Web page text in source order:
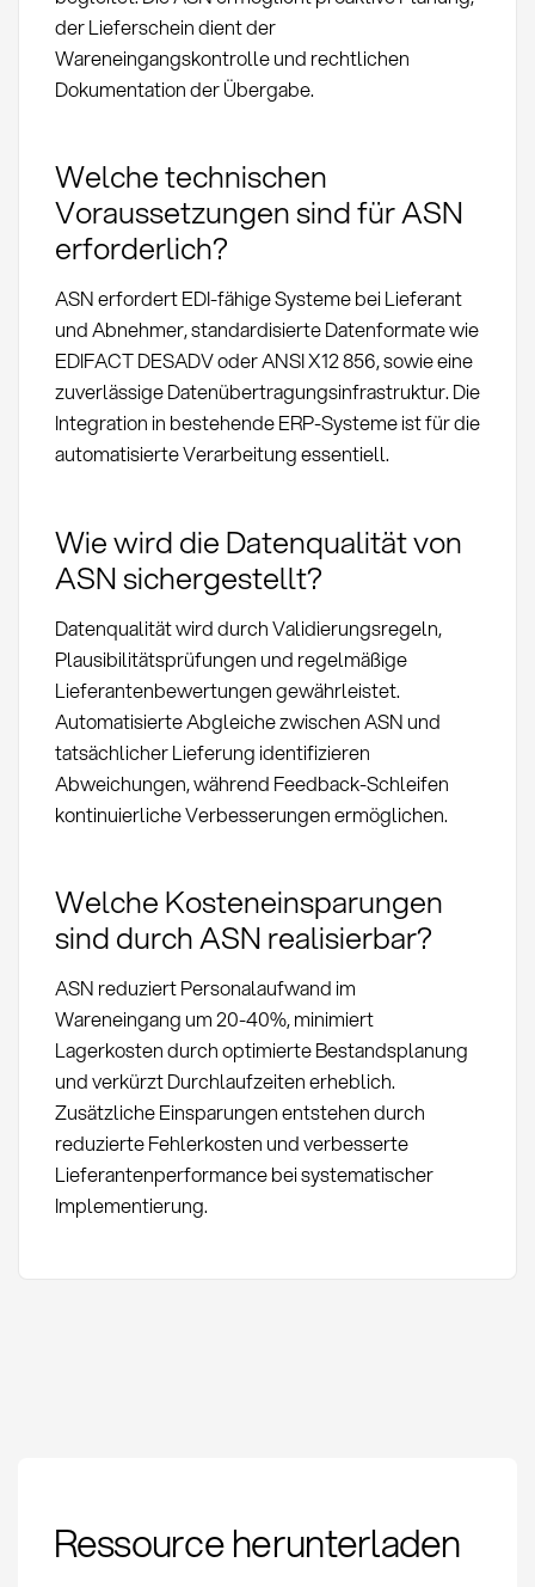
der Lieferschein dient der
Wareneingangskontrolle und rechtlichen
Dokumentation der Übergabe.
Welche technischen
Voraussetzungen sind für ASN
erforderlich?
ASN erfordert EDI-fähige Systeme bei Lieferant
und Abnehmer, standardisierte Datenformate wie
EDIFACT DESADV oder ANSI X12 856, sowie eine
zuverlässige Datenübertragungsinfrastruktur. Die
Integration in bestehende ERP-Systeme ist für die
automatisierte Verarbeitung essentiell.
Wie wird die Datenqualität von
ASN sichergestellt?
Datenqualität wird durch Validierungsregeln,
Plausibilitätsprüfungen und regelmäßige
Lieferantenbewertungen gewährleistet.
Automatisierte Abgleiche zwischen ASN und
tatsächlicher Lieferung identifizieren
Abweichungen, während Feedback-Schleifen
kontinuierliche Verbesserungen ermöglichen.
Welche Kosteneinsparungen
sind durch ASN realisierbar?
ASN reduziert Personalaufwand im
Wareneingang um 20-40%, minimiert
Lagerkosten durch optimierte Bestandsplanung
und verkürzt Durchlaufzeiten erheblich.
Zusätzliche Einsparungen entstehen durch
reduzierte Fehlerkosten und verbesserte
Lieferantenperformance bei systematischer
Implementierung.
Notice (ASN):
Definition und
Ressource herunterladen